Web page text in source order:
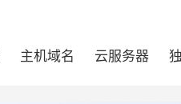
主机域名 云服务器